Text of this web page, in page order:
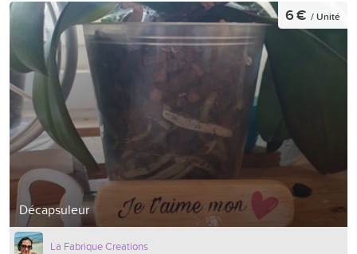
Décapsuleur
6 € / Unité
La Fabrique Creations